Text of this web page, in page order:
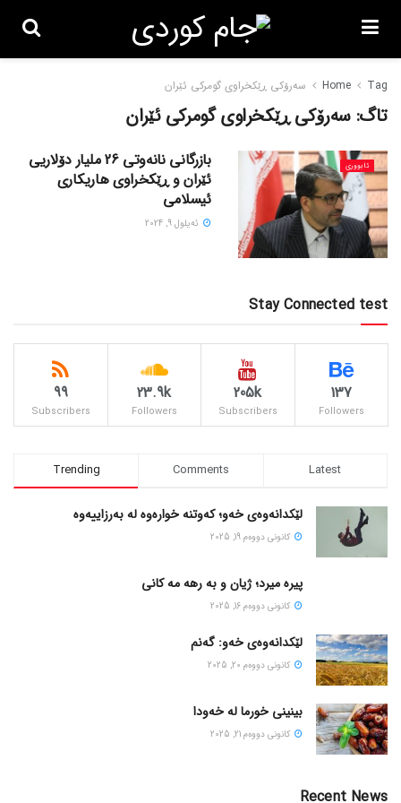
Home Tag سەرۆکی ڕێکخراوی گومرکی ئێران
تاگ: سەرۆکی ڕێکخراوی گومرکی ئێران
ئابووری
بازرگانی نانەوتی 26 ملیار دۆلاریی
ئێران و ڕێکخراوی هاریکاری
ئیسلامی
ئه‌یلول 9, 2024
Stay Connected test
137
Followers
205k
Subscribers
23.9k
Followers
99
Subscribers
Trending Comments Latest
لێکدانەوەی خەو؛ کەوتنە خوارەوە لە بەرزاییەوە
كانونی دووه‌م 19, 2025
پیره میرد؛ ژیان و به رهه مه کانی
كانونی دووه‌م 16, 2025
لێکدانەوەی خەو: گەنم
كانونی دووه‌م 20, 2025
بینینی خورما لە خەودا
كانونی دووه‌م 21, 2025
Recent News